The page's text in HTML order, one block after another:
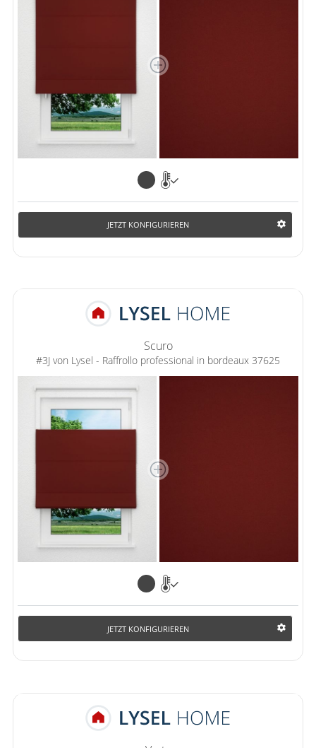
JETZT KONFIGURIEREN
Scuro
#3J von Lysel - Raffrollo professional in bordeaux 37625
JETZT KONFIGURIEREN